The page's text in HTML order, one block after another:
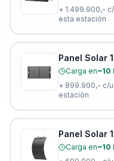
+ 1.499.900,-
esta estación
Panel Solar
Carga en~10
+ 899.900,- c/u
estación
Panel Solar
Carga en~10